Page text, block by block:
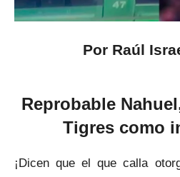
Por Raúl
Reprobable
Tigres como
¡Dicen que el que calla